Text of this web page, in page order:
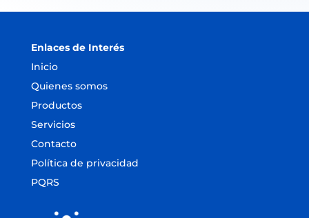
Enlaces de Interés
Inicio
Quienes somos
Productos
Servicios
Contacto
Política de privacidad
PQRS